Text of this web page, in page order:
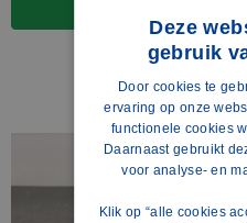
Deze
gebruik
Door cookies te
ervaring op onze
functionele cookies
Daarnaast gebruikt
voor analyse- en
Klik op “alle cookies